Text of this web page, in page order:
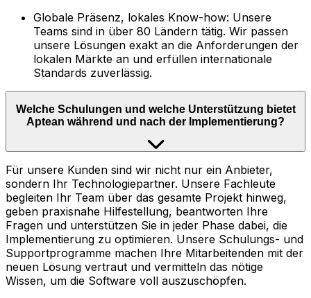
Globale Präsenz, lokales Know-how: Unsere
Teams sind in über 80 Ländern tätig. Wir passen
unsere Lösungen exakt an die Anforderungen der
lokalen Märkte an und erfüllen internationale
Standards zuverlässig.
Welche Schulungen und welche Unterstützung bietet
Aptean während und nach der Implementierung?
Für unsere Kunden sind wir nicht nur ein Anbieter,
sondern Ihr Technologiepartner. Unsere Fachleute
begleiten Ihr Team über das gesamte Projekt hinweg,
geben praxisnahe Hilfestellung, beantworten Ihre
Fragen und unterstützen Sie in jeder Phase dabei, die
Implementierung zu optimieren. Unsere Schulungs- und
Supportprogramme machen Ihre Mitarbeitenden mit der
neuen Lösung vertraut und vermitteln das nötige
Wissen, um die Software voll auszuschöpfen.